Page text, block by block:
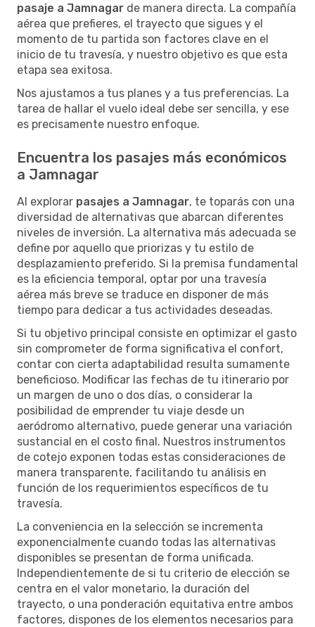
pasaje a Jamnagar de manera directa. La compañía
aérea que prefieres, el trayecto que sigues y el
momento de tu partida son factores clave en el
inicio de tu travesía, y nuestro objetivo es que esta
etapa sea exitosa.
Nos ajustamos a tus planes y a tus preferencias. La
tarea de hallar el vuelo ideal debe ser sencilla, y ese
es precisamente nuestro enfoque.
Encuentra los pasajes más económicos
a Jamnagar
Al explorar pasajes a Jamnagar, te toparás con una
diversidad de alternativas que abarcan diferentes
niveles de inversión. La alternativa más adecuada se
define por aquello que priorizas y tu estilo de
desplazamiento preferido. Si la premisa fundamental
es la eficiencia temporal, optar por una travesía
aérea más breve se traduce en disponer de más
tiempo para dedicar a tus actividades deseadas.
Si tu objetivo principal consiste en optimizar el gasto
sin comprometer de forma significativa el confort,
contar con cierta adaptabilidad resulta sumamente
beneficioso. Modificar las fechas de tu itinerario por
un margen de uno o dos días, o considerar la
posibilidad de emprender tu viaje desde un
aeródromo alternativo, puede generar una variación
sustancial en el costo final. Nuestros instrumentos
de cotejo exponen todas estas consideraciones de
manera transparente, facilitando tu análisis en
función de los requerimientos específicos de tu
travesía.
La conveniencia en la selección se incrementa
exponencialmente cuando todas las alternativas
disponibles se presentan de forma unificada.
Independientemente de si tu criterio de elección se
centra en el valor monetario, la duración del
trayecto, o una ponderación equitativa entre ambos
factores, dispones de los elementos necesarios para